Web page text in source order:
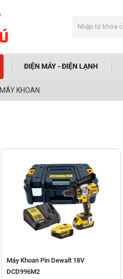
ĐIỆN MÁY - ĐIỆN LẠNH
MÁY KHOAN
Máy Khoan Pin Dewalt 18V
DCD996M2